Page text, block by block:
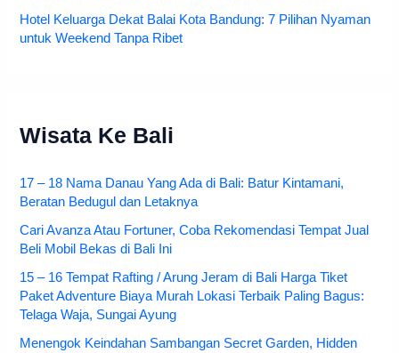
Hotel Keluarga Dekat Balai Kota Bandung: 7 Pilihan Nyaman
untuk Weekend Tanpa Ribet
Wisata Ke Bali
17 – 18 Nama Danau Yang Ada di Bali: Batur Kintamani,
Beratan Bedugul dan Letaknya
Cari Avanza Atau Fortuner, Coba Rekomendasi Tempat Jual
Beli Mobil Bekas di Bali Ini
15 – 16 Tempat Rafting / Arung Jeram di Bali Harga Tiket
Paket Adventure Biaya Murah Lokasi Terbaik Paling Bagus:
Telaga Waja, Sungai Ayung
Menengok Keindahan Sambangan Secret Garden, Hidden